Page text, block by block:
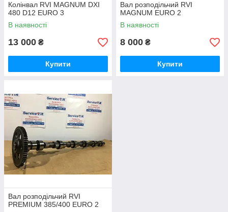
Колінвал RVI MAGNUM DXI
480 D12 EURO 3
В наявності
13 000 ₴
Купити
Вал розподільчий RVI
MAGNUM EURO 2
В наявності
8 000 ₴
Купити
Вал розподільчий RVI
PREMIUM 385/400 EURO 2